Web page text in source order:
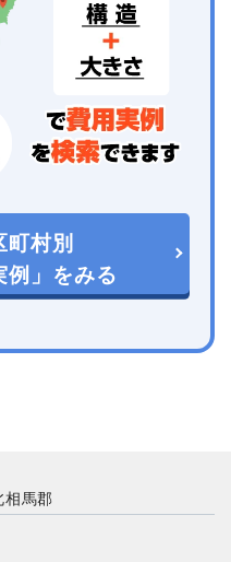
町村別
例」をみる
相馬郡